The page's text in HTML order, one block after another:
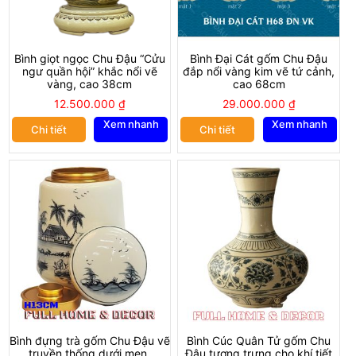
Bình được người nghệ nhân tài hoa vẽ thủ công dưới men (Men
được chiết xuất từ tro trấu) với bố cục chặt chẽ, chia làm ba
phần:
Bình giọt ngọc Chu Đậu “Cửu
ngư quần hội” khắc nổi vẽ
vàng, cao 38cm
12.500.000 ₫
Xem nhanh
Chi tiết
Bình Đại Cát gốm Chu Đậu
đắp nổi vàng kim vẽ tứ cảnh,
cao 68cm
29.000.000 ₫
Xem nhanh
Chi tiết
Bình đựng trà gốm Chu Đậu vẽ
truyền thống dưới men,
Bình Cúc Quân Tử gốm Chu
Đậu tương trưng cho khí tiết